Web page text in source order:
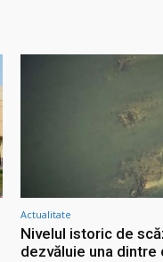
Actualitate
Nivelul istoric de
dezvăluie una dintre